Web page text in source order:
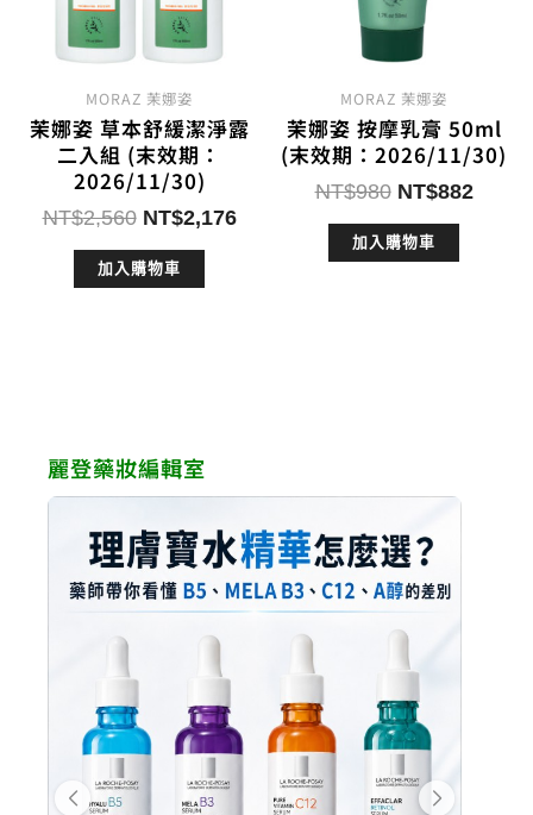
麗登藥妝編輯室
MORAZ 茉娜姿
茉娜姿 草本舒緩潔淨露
二入組 (末效期：
2026/11/30)
NT$2,560 原
價
NT$2,176目
加入購物車
MORAZ 茉娜姿
茉娜姿 按摩乳膏 50ml
(末效期：2026/11/30)
NT$980 原
價
NT$882目
加入購物車